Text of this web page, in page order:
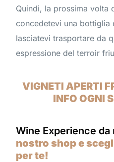
Quindi, la prossima volta
concedetevi una bottiglia
lasciatevi trasportare da
espressione del terroir
VIGNETI APERTI
INFO OGNI
Wine Experience da
nostro shop e
per te!